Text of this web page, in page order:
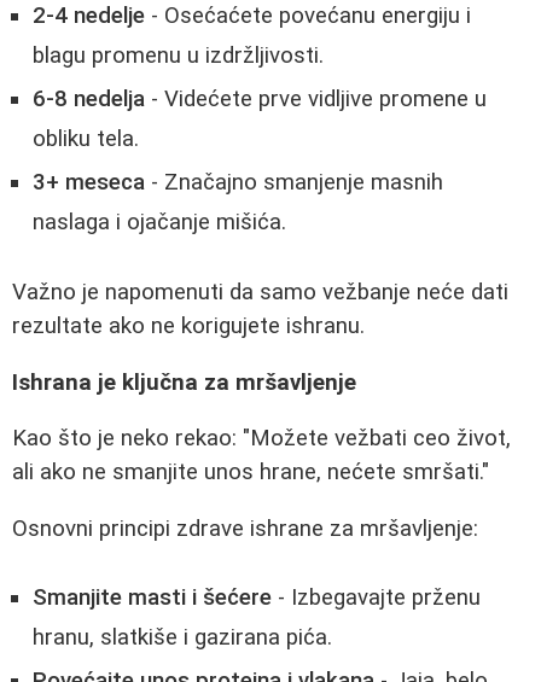
2-4 nedelje - Osećaćete povećanu energiju i
blagu promenu u izdržljivosti.
6-8 nedelja - Videćete prve vidljive promene u
obliku tela.
3+ meseca - Značajno smanjenje masnih
naslaga i ojačanje mišića.
Važno je napomenuti da samo vežbanje neće dati
rezultate ako ne korigujete ishranu.
Ishrana je ključna za mršavljenje
Kao što je neko rekao: "Možete vežbati ceo život,
ali ako ne smanjite unos hrane, nećete smršati."
Osnovni principi zdrave ishrane za mršavljenje:
Smanjite masti i šećere - Izbegavajte prženu
hranu, slatkiše i gazirana pića.